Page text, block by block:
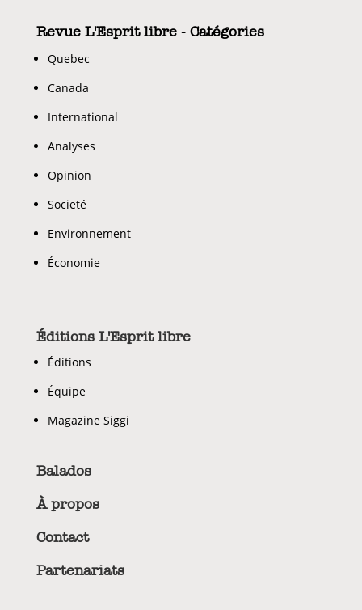
Revue L'Esprit libre - Catégories
Quebec
Canada
International
Analyses
Opinion
Societé
Environnement
Économie
Éditions L'Esprit libre
Éditions
Équipe
Magazine Siggi
Balados
À propos
Contact
Partenariats